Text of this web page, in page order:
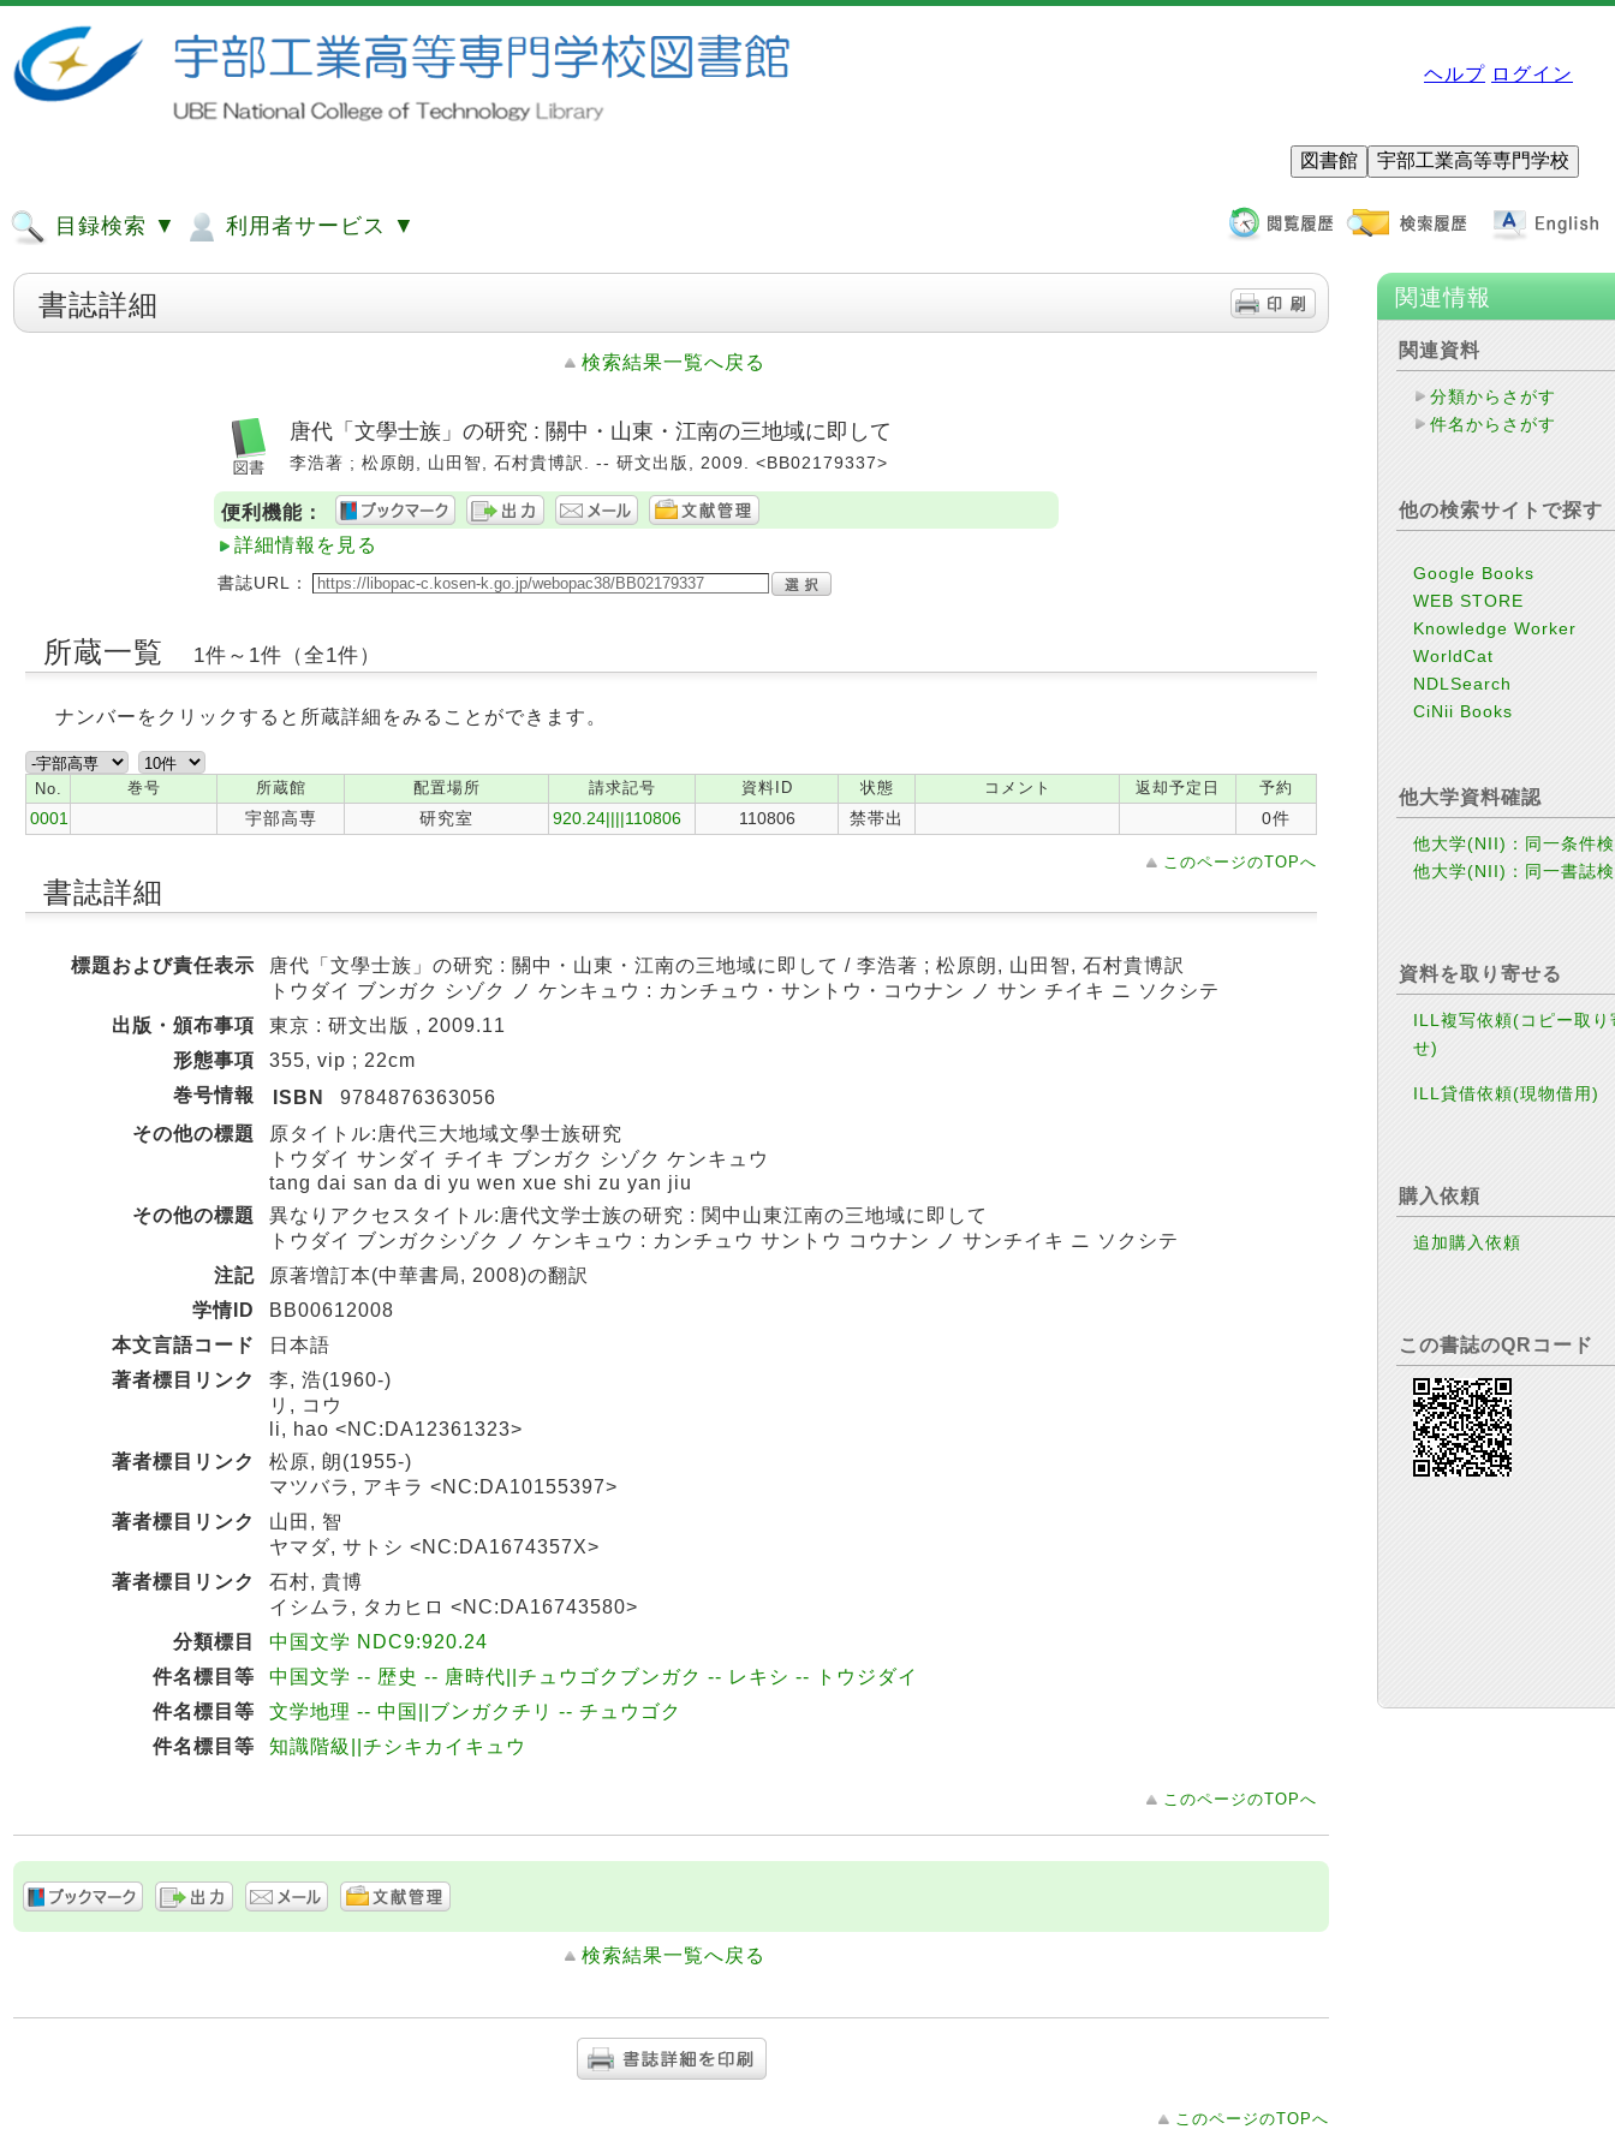
ヘルプ ログイン
図書館 宇部工業高等専門学校
目録検索 ▼ 利用者サービス ▼
書誌詳細
検索結果一覧へ戻る
唐代「文學士族」の研究 : 關中・山東・江南の三地域に即して
李浩著 ; 松原朗, 山田智, 石村貴博訳. -- 研文出版, 2009. <BB02179337>
便利機能：
詳細情報を見る
書誌URL：
所蔵一覧 1件～1件（全1件）
ナンバーをクリックすると所蔵詳細をみることができます。
No. 巻号 所蔵館 配置場所 請求記号 資料ID 状態 コメント 返却予定日 予約
0001 宇部高専 研究室 920.24||||110806 110806 禁帯出 0件
このページのTOPへ
書誌詳細
標題および責任表示
唐代「文學士族」の研究 : 關中・山東・江南の三地域に即して / 李浩著 ; 松原朗, 山田智, 石村貴博訳
トウダイ ブンガク シゾク ノ ケンキュウ : カンチュウ・サントウ・コウナン ノ サン チイキ ニ ソクシテ
出版・頒布事項
東京 : 研文出版 , 2009.11
形態事項
355, vip ; 22cm
巻号情報
ISBN
9784876363056
その他の標題
原タイトル:唐代三大地域文學士族研究
トウダイ サンダイ チイキ ブンガク シゾク ケンキュウ
tang dai san da di yu wen xue shi zu yan jiu
その他の標題
異なりアクセスタイトル:唐代文学士族の研究 : 関中山東江南の三地域に即して
トウダイ ブンガクシゾク ノ ケンキュウ : カンチュウ サントウ コウナン ノ サンチイキ ニ ソクシテ
注記
原著増訂本(中華書局, 2008)の翻訳
学情ID
BB00612008
本文言語コード
日本語
著者標目リンク
李, 浩(1960-)
リ, コウ
li, hao <NC:DA12361323>
著者標目リンク
松原, 朗(1955-)
マツバラ, アキラ <NC:DA10155397>
著者標目リンク
山田, 智
ヤマダ, サトシ <NC:DA1674357X>
著者標目リンク
石村, 貴博
イシムラ, タカヒロ <NC:DA16743580>
分類標目
中国文学 NDC9:920.24
件名標目等
中国文学 -- 歴史 -- 唐時代||チュウゴクブンガク -- レキシ -- トウジダイ
件名標目等
文学地理 -- 中国||ブンガクチリ -- チュウゴク
件名標目等
知識階級||チシキカイキュウ
このページのTOPへ
検索結果一覧へ戻る
このページのTOPへ
関連情報
関連資料
分類からさがす
件名からさがす
他の検索サイトで探す
Google Books
WEB STORE
Knowledge Worker
WorldCat
NDLSearch
CiNii Books
他大学資料確認
他大学(NII)：同一条件
他大学(NII)：同一書誌
資料を取り寄せる
ILL複写依頼(コピー取り
せ)
ILL貸借依頼(現物借用)
購入依頼
追加購入依頼
この書誌のQRコード